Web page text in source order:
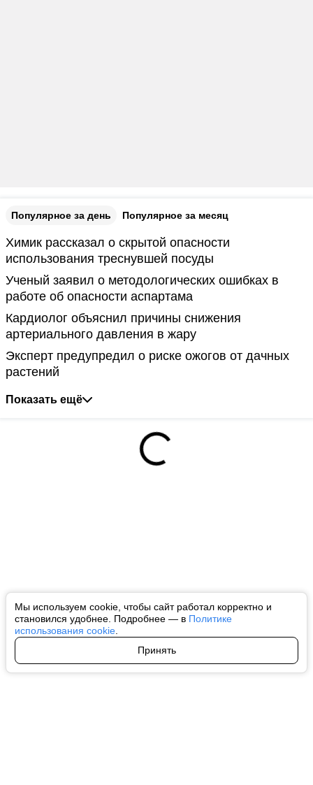
Мы используем cookie, чтобы сайт работал корректно и
становился удобнее. Подробнее — в Политике
использования cookie
Принять
Популярное за день Популярное за месяц
Химик рассказал о скрытой опасности
использования треснувшей посуды
Ученый заявил о методологических ошибках в
работе об опасности аспартама
Кардиолог объяснил причины снижения
артериального давления в жару
Эксперт предупредил о риске ожогов от дачных
растений
Показать ещё